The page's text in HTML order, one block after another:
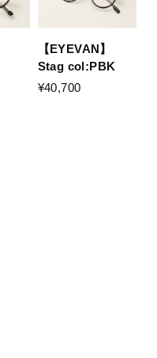
【EYEVAN】
Stag col:PBK
¥40,700